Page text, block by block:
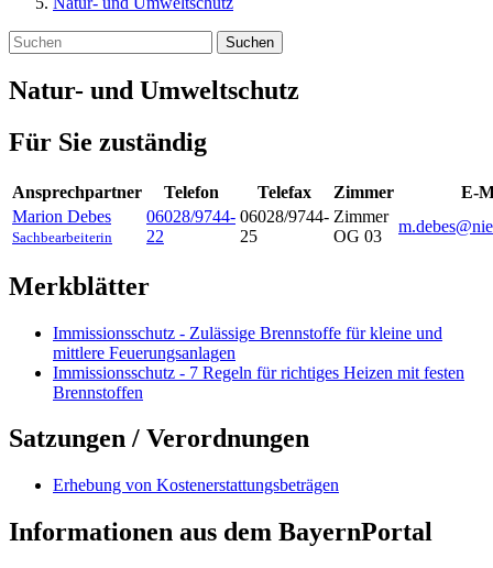
Suchen
Natur- und Umweltschutz
Für Sie zuständig
Ansprechpartner Telefon Telefax Zimmer
E-
Marion Debes
Sachbearbeiterin
06028/9744-
22
06028/9744-
25
Zimmer
OG 03
Merkblätter
Immissionsschutz - Zulässige Brennstoffe für kleine und
mittlere Feuerungsanlagen
Immissionsschutz - 7 Regeln für richtiges Heizen mit festen
Brennstoffen
Satzungen / Verordnungen
Erhebung von Kostenerstattungsbeträgen
Informationen aus dem BayernPortal